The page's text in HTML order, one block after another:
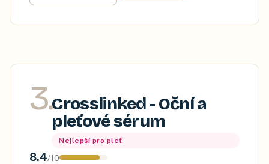
3.Crosslinked - Oční a
pleťové sérum
Nejlepší pro pleť
8.4/10